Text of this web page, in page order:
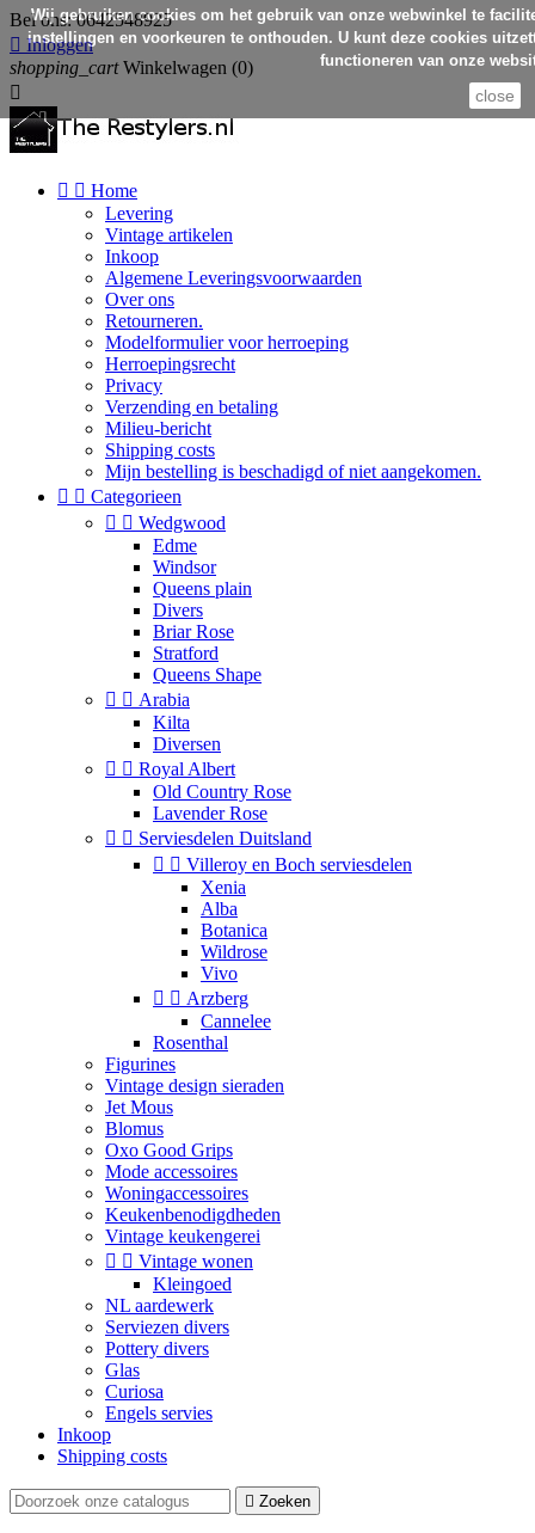
Bel ons:0642548925
 Inloggen
shopping_cart Winkelwagen (0)

  Home
Levering
Vintage artikelen
Inkoop
Algemene Leveringsvoorwaarden
Over ons
Retourneren.
Modelformulier voor herroeping
Herroepingsrecht
Privacy
Verzending en betaling
Milieu-bericht
Shipping costs
Mijn bestelling is beschadigd of niet aangekomen.
  Categorieen
  Wedgwood
Edme
Windsor
Queens plain
Divers
Briar Rose
Stratford
Queens Shape
  Arabia
Kilta
Diversen
  Royal Albert
Old Country Rose
Lavender Rose
  Serviesdelen Duitsland
  Villeroy en Boch serviesdelen
Xenia
Alba
Botanica
Wildrose
Vivo
  Arzberg
Cannelee
Rosenthal
Figurines
Vintage design sieraden
Jet Mous
Blomus
Oxo Good Grips
Mode accessoires
Woningaccessoires
Keukenbenodigdheden
Vintage keukengerei
  Vintage wonen
Kleingoed
NL aardewerk
Serviezen divers
Pottery divers
Glas
Curiosa
Engels servies
Inkoop
Shipping costs
 Zoeken
Wij gebruiken cookies om het gebruik van onze webwinkel te
instellingen en voorkeuren te onthouden. U kunt deze cookies
functioneren van onze
close